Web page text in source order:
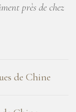
près de chez
de Chine